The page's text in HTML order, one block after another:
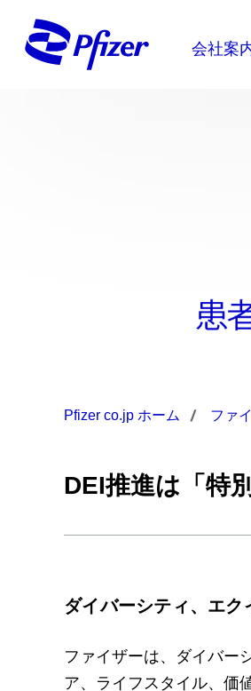
Pfizer co.jp ホーム ファ
DEI推進は「特
ダイバーシティ、エ
ファイザーは、ダイバー
ア、ライフスタイル、価